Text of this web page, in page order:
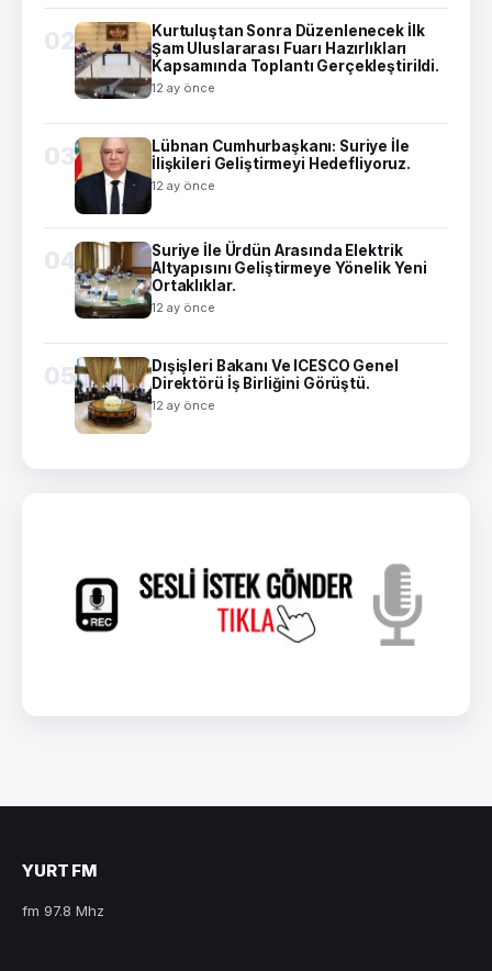
02
Kurtuluştan Sonra Düzenlenecek İlk
Şam Uluslararası Fuarı Hazırlıkları
Kapsamında Toplantı Gerçekleştirildi.
12 ay önce
03
Lübnan Cumhurbaşkanı: Suriye İle
İlişkileri Geliştirmeyi Hedefliyoruz.
12 ay önce
04
Suriye İle Ürdün Arasında Elektrik
Altyapısını Geliştirmeye Yönelik Yeni
Ortaklıklar.
12 ay önce
05
Dışişleri Bakanı Ve ICESCO Genel
Direktörü İş Birliğini Görüştü.
12 ay önce
YURT FM
fm 97.8 Mhz